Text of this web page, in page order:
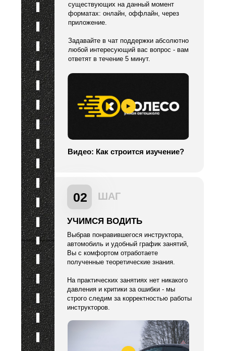
существующих на данный момент
форматах: онлайн, оффлайн, через
приложение.
Задавайте в чат поддержки абсолютно
любой интересующий вас вопрос - вам
ответят в течение 5 минут.
Выбрав понравившегося инструктора,
автомобиль и удобный график занятий,
Вы с комфортом отработаете
полученные теоретические знания.
На практических занятиях нет никакого
давления и критики за ошибки - мы
строго следим за корректностью работы
инструкторов.
УЧИМСЯ ВОДИТЬ
ШАГ
Видео: Как строится изучение?
02